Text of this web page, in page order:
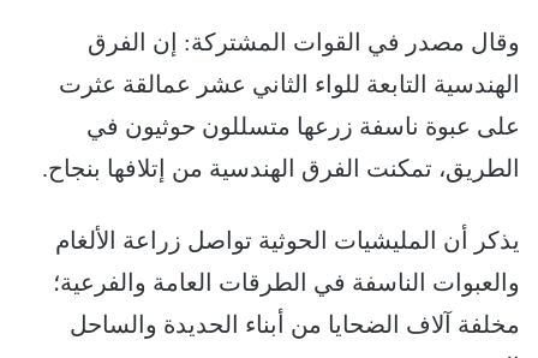
وقال مصدر في القوات المشتركة: إن الفرق
الهندسية التابعة للواء الثاني عشر عمالقة عثرت
على عبوة ناسفة زرعها متسللون حوثيون في
الطريق، تمكنت الفرق الهندسية من إتلافها بنجاح.
يذكر أن المليشيات الحوثية تواصل زراعة الألغام
والعبوات الناسفة في الطرقات العامة والفرعية؛
مخلفة آلاف الضحايا من أبناء الحديدة والساحل